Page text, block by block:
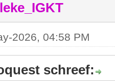
2026, 04:58 PM
schreef: